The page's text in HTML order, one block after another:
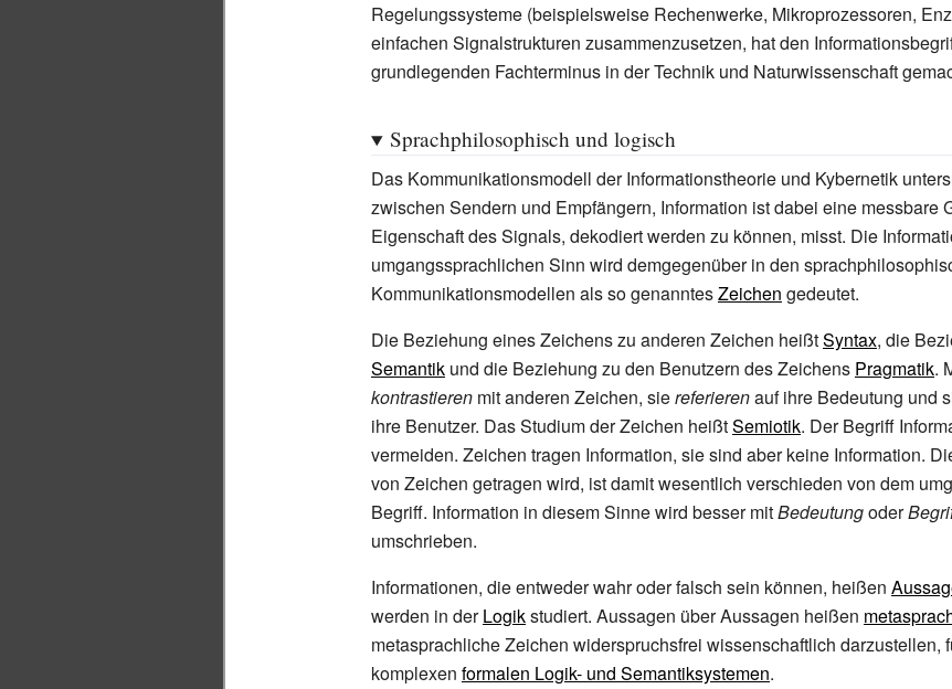
Regelungssysteme (beispielsweise Rechenwerke, Mikroprozessoren,
einfachen Signalstrukturen zusammenzusetzen, hat den
grundlegenden Fachterminus in der Technik und Naturwissenschaft
Sprachphilosophisch und logisch
Das Kommunikationsmodell der Informationstheorie und Kybernetik
zwischen Sendern und Empfängern, Information ist dabei eine messbare
Eigenschaft des Signals, dekodiert werden zu können, misst. Die
umgangssprachlichen Sinn wird demgegenüber in den
Kommunikationsmodellen als so genanntesZeichen gedeutet.
Die Beziehung eines Zeichens zu anderen Zeichen heißtSyntax, die
Semantik und die Beziehung zu den Benutzern des Zeichens Pragmatik.
kontrastieren mit anderen Zeichen, siereferierenauf ihre Bedeutung und
ihre Benutzer. Das Studium der Zeichen heißtSemiotik. Der Begriff
vermeiden. Zeichen tragen Information, sie sind aber keine Information.
von Zeichen getragen wird, ist damit wesentlich verschieden von dem
Begriff. Information in diesem Sinne wird besser mitBedeutungoder
umschrieben.
Informationen, die entweder wahr oder falsch sein können, heißen
werden in derLogikstudiert. Aussagen über Aussagen heißen
metasprachliche Zeichen widerspruchsfrei wissenschaftlich darzustellen,
komplexen formalen Logik- und Semantiksystemen.